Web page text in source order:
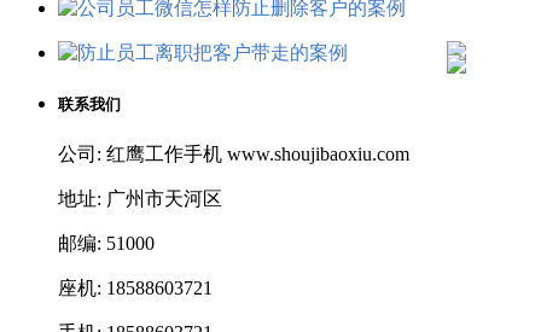
联系我们
公司: 红鹰工作手机 www.shoujibaoxiu.com
地址: 广州市天河区
邮编: 51000
座机: 18588603721